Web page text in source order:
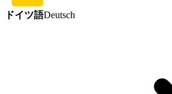
ドイツ語Deutsch